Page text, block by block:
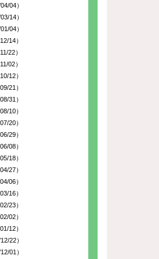
04）
14）
04）
14）
22）
02）
12）
21）
31）
10）
20）
29）
08）
18）
27）
06）
16）
23）
02）
12）
22）
01）